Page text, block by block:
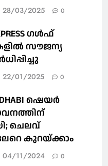
28/03/2025 0
ഗൾഫ്
സൗജന്യ
22/01/2025 0
DHABI ഷെയര്‍
ചെലവ്
കുറയ്ക്കാം
04/11/2024 0